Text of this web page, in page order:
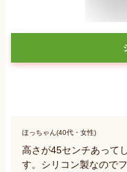
ほっちゃん(40代・女性)
高さが45センチあって
す。シリコン製なので